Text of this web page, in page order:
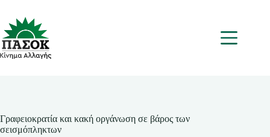
περιεχόμενο
Μενου
Γραφειοκρατία και κακή οργάνωση σε βάρος των
σεισμόπληκτων